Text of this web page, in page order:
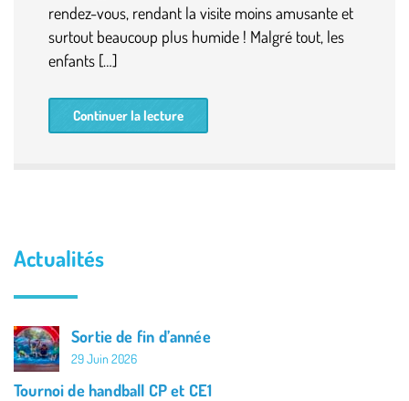
rendez-vous, rendant la visite moins amusante et
surtout beaucoup plus humide ! Malgré tout, les
enfants […]
Continuer la lecture
Actualités
Sortie de fin d’année
29 Juin 2026
Tournoi de handball CP et CE1